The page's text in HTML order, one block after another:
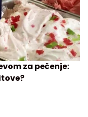
za pečenje: